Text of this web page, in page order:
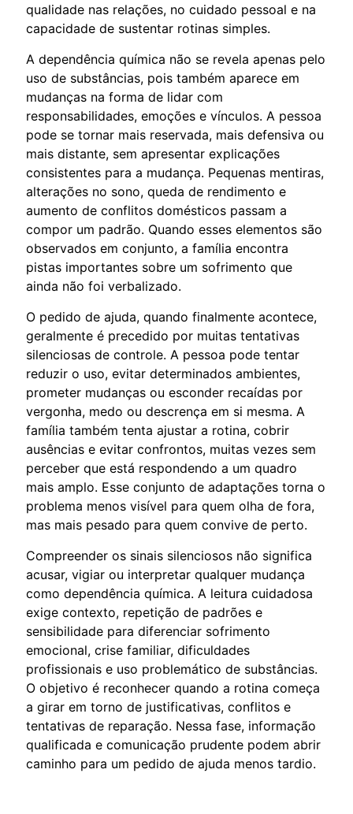
qualidade nas relações, no cuidado pessoal e na
capacidade de sustentar rotinas simples.
A dependência química não se revela apenas pelo
uso de substâncias, pois também aparece em
mudanças na forma de lidar com
responsabilidades, emoções e vínculos. A pessoa
pode se tornar mais reservada, mais defensiva ou
mais distante, sem apresentar explicações
consistentes para a mudança. Pequenas mentiras,
alterações no sono, queda de rendimento e
aumento de conflitos domésticos passam a
compor um padrão. Quando esses elementos são
observados em conjunto, a família encontra
pistas importantes sobre um sofrimento que
ainda não foi verbalizado.
O pedido de ajuda, quando finalmente acontece,
geralmente é precedido por muitas tentativas
silenciosas de controle. A pessoa pode tentar
reduzir o uso, evitar determinados ambientes,
prometer mudanças ou esconder recaídas por
vergonha, medo ou descrença em si mesma. A
família também tenta ajustar a rotina, cobrir
ausências e evitar confrontos, muitas vezes sem
perceber que está respondendo a um quadro
mais amplo. Esse conjunto de adaptações torna o
problema menos visível para quem olha de fora,
mas mais pesado para quem convive de perto.
Compreender os sinais silenciosos não significa
acusar, vigiar ou interpretar qualquer mudança
como dependência química. A leitura cuidadosa
exige contexto, repetição de padrões e
sensibilidade para diferenciar sofrimento
emocional, crise familiar, dificuldades
profissionais e uso problemático de substâncias.
O objetivo é reconhecer quando a rotina começa
a girar em torno de justificativas, conflitos e
tentativas de reparação. Nessa fase, informação
qualificada e comunicação prudente podem abrir
caminho para um pedido de ajuda menos tardio.